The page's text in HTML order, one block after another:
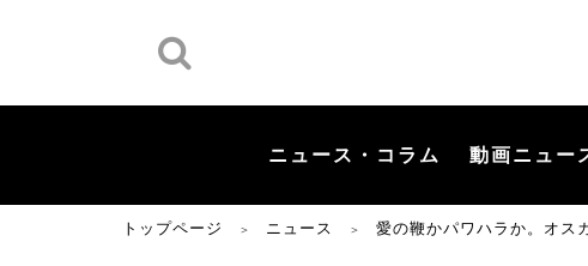
ニュース・コラム 動画ニュー
トップページ ＞ ニュース ＞ 愛の鞭かパワハラか。オス